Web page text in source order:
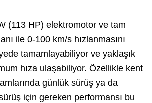
(113 HP) elektromotor ve tam
ile 0-100 km/s hızlanmasını
tamamlayabiliyor ve yaklaşık
hıza ulaşabiliyor. Özellikle kent
günlük sürüş ya da
için gereken performansı bu